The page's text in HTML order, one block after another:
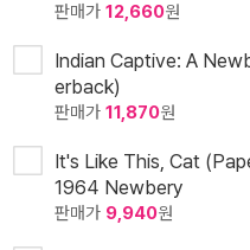
판매가 12,660원
Indian Captive: A
erback)
판매가 11,870원
It's Like This, Cat
1964 Newbery
판매가 9,940원